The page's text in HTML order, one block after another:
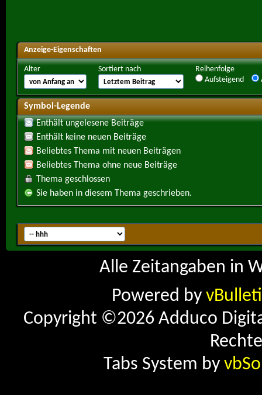
Anzeige-Eigenschaften
Alter Sortiert nach
Reihenfolge
Aufsteigend
Symbol-Legende
Enthält ungelesene Beiträge
Enthält keine neuen Beiträge
Beliebtes Thema mit neuen Beiträgen
Beliebtes Thema ohne neue Beiträge
Thema geschlossen
Sie haben in diesem Thema geschrieben.
Alle Zeitangaben in
Powered by
Copyright ©2026 Adduco
Tabs System by